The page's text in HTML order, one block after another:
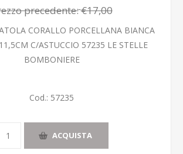
precedente:€17,00
CORALLO PORCELLANA BIANCA
C/ASTUCCIO 57235 LE STELLE
BOMBONIERE
Cod.: 57235
ACQUISTA